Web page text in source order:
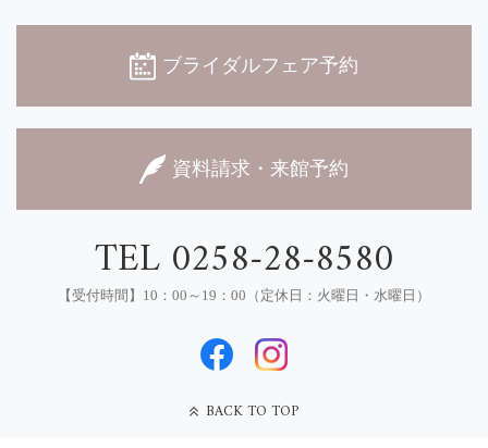
ブライダルフェア予約
資料請求・来館予約
TEL 0258-28-8580
【受付時間】10：00～19：00（定休日：火曜日・水曜日）
BACK TO TOP